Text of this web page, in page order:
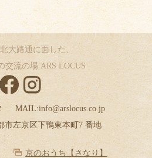
大路通に面した、
交流の場 ARS LOCUS
MAIL:info@arslocus.co.jp
左京区下鴨東本町7 番地
京のおうち【さなり】